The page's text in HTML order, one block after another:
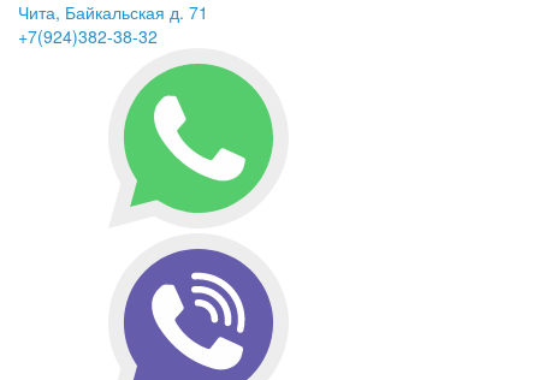
Чита, Байкальская д. 71
+7(924)382-38-32